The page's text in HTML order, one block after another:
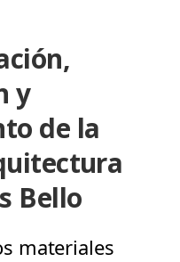
y
de la
Bello
materiales